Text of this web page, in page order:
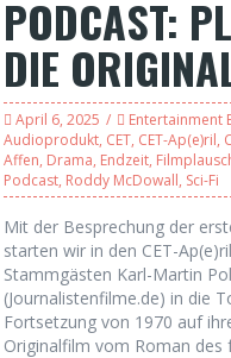
PODCAST:
DIE
April 6, 2025 Entertainment
Audioprodukt, CET, CET-Ap(e)ril,
Affen, Drama, Endzeit,
Podcast, Roddy McDowall, Sci-Fi
Mit der Besprechung der
starten wir in den CET-
Stammgästen Karl-Martin
(Journalistenfilme.de) in die
Fortsetzung von 1970 auf
Originalfilm vom Roman